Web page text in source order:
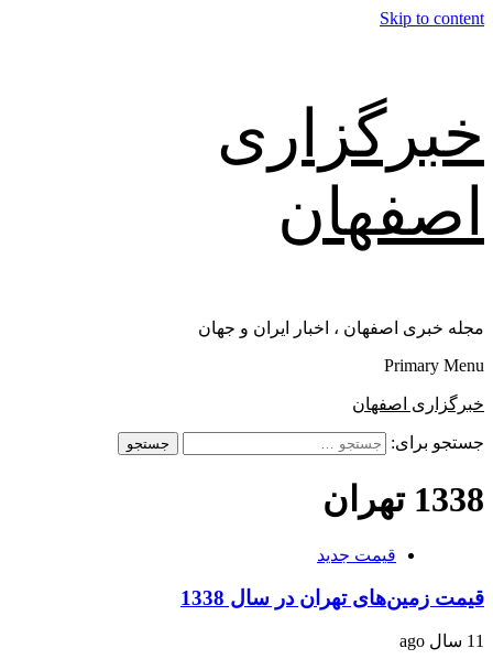
Skip to content
خبرگزاری
اصفهان
مجله خبری اصفهان ، اخبار ایران و جهان
Primary Menu
خبرگزاری اصفهان
جستجو برای:
1338 تهران
قیمت جدید
قیمت زمین‌های تهران در سال 1338
11 سال ago